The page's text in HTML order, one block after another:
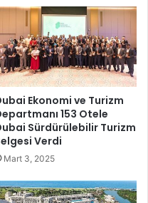
Ekonomi ve Turizm
153 Otele
Sürdürülebilir Turizm
Verdi
Mart 3, 2025